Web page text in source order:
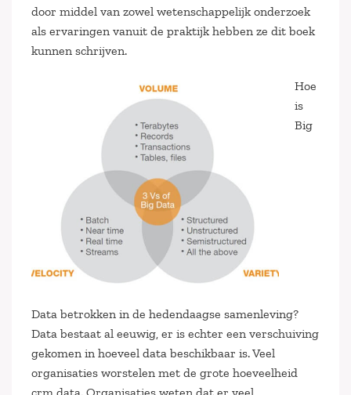
door middel van zowel wetenschappelijk onderzoek
als ervaringen vanuit de praktijk hebben ze dit boek
kunnen schrijven.
Hoe
is
Big
Data betrokken in de hedendaagse samenleving?
Data bestaat al eeuwig, er is echter een verschuiving
gekomen in hoeveel data beschikbaar is. Veel
organisaties worstelen met de grote hoeveelheid